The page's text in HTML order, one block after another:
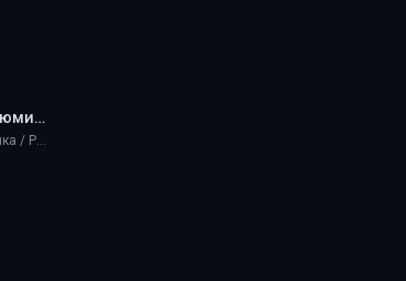
Cyberpunk: Эвтюмия - Deus
Научная фантастика / Разная литература